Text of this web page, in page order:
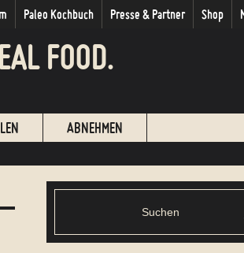
FOOD.
Paleo Kochbuch Presse & Partner Shop
ABNEHMEN